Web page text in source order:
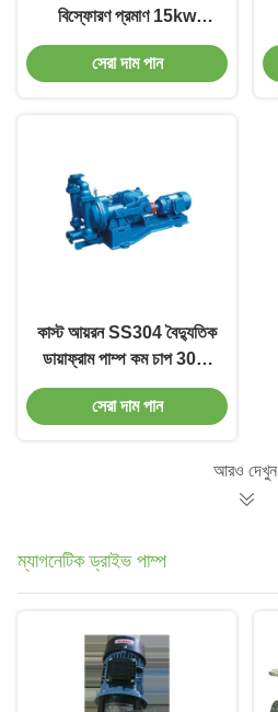
বিস্ফোরণ প্রমাণ 15kw
ডায়াফ্রাম জল পাম্প
সেরা দাম পান
কাস্ট আয়রন SS304 বৈদ্যুতিক
ডায়াফ্রাম পাম্প কম চাপ 30m
হেড
সেরা দাম পান
আরও দেখুন
ম্যাগনেটিক ড্রাইভ পাম্প